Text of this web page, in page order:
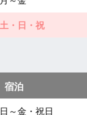
土・日・祝
宿泊
日～金・祝日